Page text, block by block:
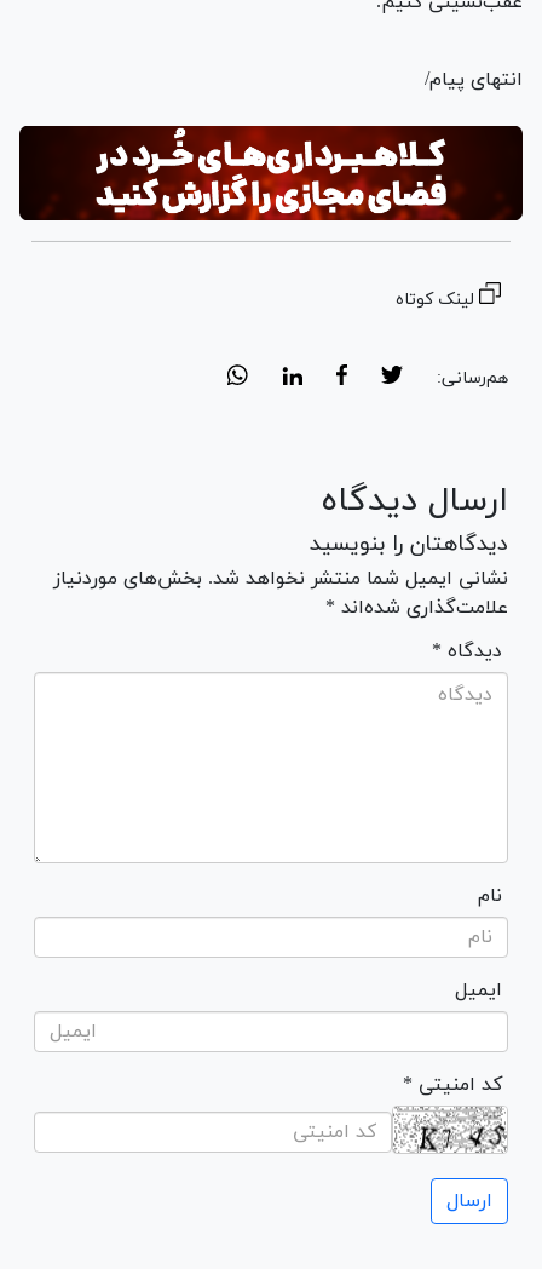
انتهای پیام/
لینک کوتاه
هم‌رسانی:
ارسال دیدگاه
دیدگاهتان را بنویسید
نشانی ایمیل شما منتشر نخواهد شد. بخش‌های موردنیاز
علامت‌گذاری شده‌اند *
* دیدگاه
نام
ایمیل
* کد امنیتی